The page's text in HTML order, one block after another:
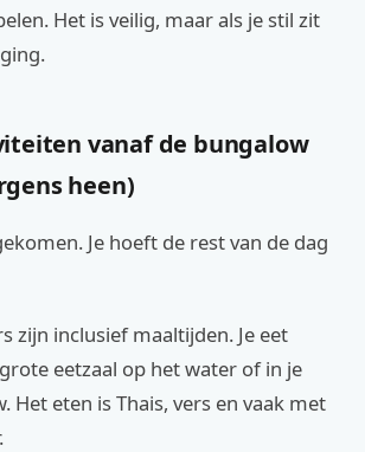
Het is veilig, maar als je stil zit
vanaf de bungalow
heen)
Je hoeft de rest van de dag
zijn inclusief maaltijden. Je eet
eetzaal op het water of in je
Het eten is Thais, vers en vaak met